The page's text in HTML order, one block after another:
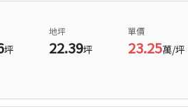
坪
地坪
22.39坪
單價
23.25萬/坪